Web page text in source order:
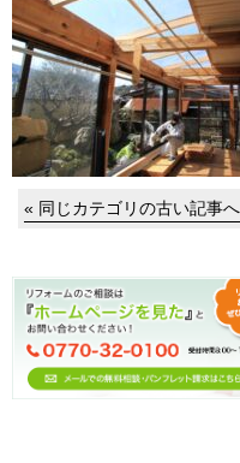
« 同じカテゴリの古い記事へ